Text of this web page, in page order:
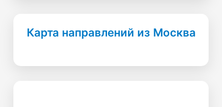
Карта направлений из Москва